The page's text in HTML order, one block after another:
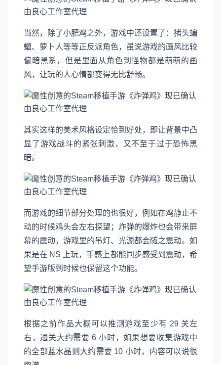
当然，除了小肥鸡之外，游戏中还设置了：猪头蝙
蝠、萝卜人等等正反派角色，虽说游戏的画风比较
偏暗黑系，但是里面从角色到怪物都是萌萌的画
风，让玩的人心情都变得无比舒畅。
其实这样的美术风格设定恰到好处，即让背景中凸
显了游戏战斗的紧张刺激，又不至于过于恐怖黑
暗。
而游戏的细节部分处理的也很好，例如在鸡静止不
动的时候鸡头会左右探望；炸弹的爆炸也会带来屏
幕的震动，游戏里的吊灯、光源都会随之震动。如
果是在 NS 上玩，手感上都能同步感受到震动，希
望手游版到时候也保留这个功能。
根据之前作品大概可以推测游戏至少有 29 关左
右，通关大约需要 6 小时，如果想要收集游戏中
的全部蓝水晶则大约需要 10 小时，内容可以说很